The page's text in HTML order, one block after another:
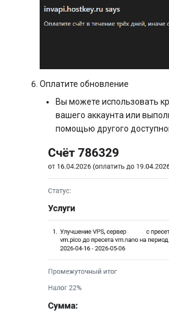
Оплатите обновление
Вы можете использовать
вашего аккаунта или
помощью другого